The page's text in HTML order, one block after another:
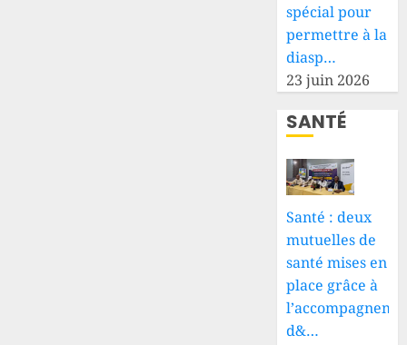
spécial pour
permettre à la
diasp…
23 juin 2026
SANTÉ
Santé : deux
mutuelles de
santé mises en
place grâce à
d&…